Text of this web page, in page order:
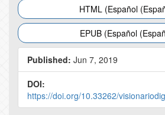
HTML (Español
EPUB (Español
Published: Jun 7, 2019
DOI:
https://doi.org/10.33262/